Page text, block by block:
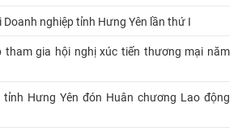
Doanh nghiệp tỉnh Hưng Yên lần thứ I
tham gia hội nghị xúc tiến thương mại năm
tỉnh Hưng Yên đón Huân chương Lao động